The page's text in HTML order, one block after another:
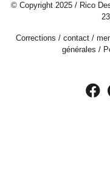
© Copyright 2025 / Rico
Corrections / contact /
générales /